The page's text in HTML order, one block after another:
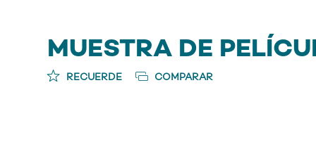
MUESTRA DE
RECUERDE COMPARAR